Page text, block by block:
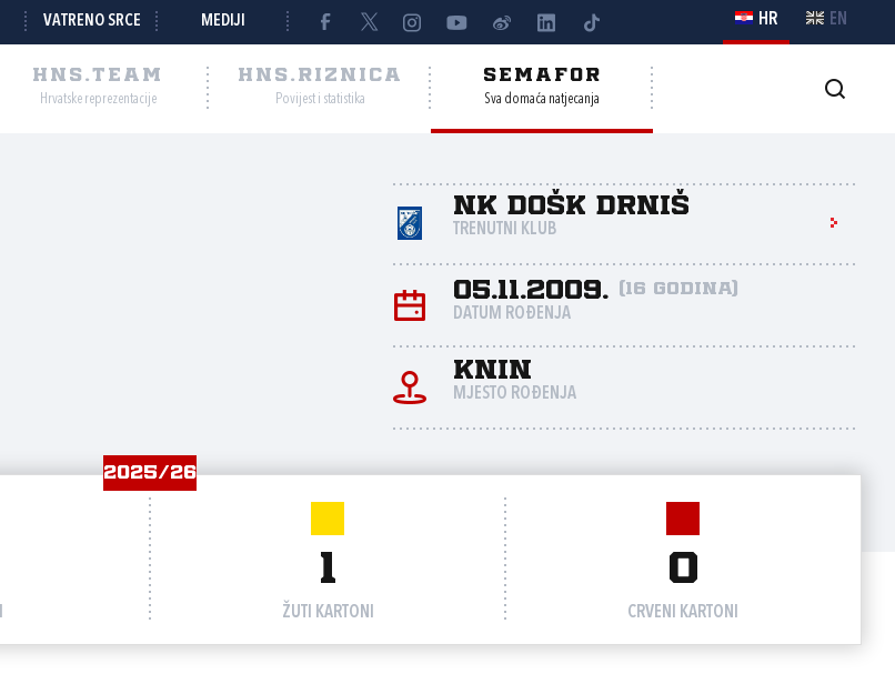
VATRENO SRCE MEDIJI HR EN
HNS.TEAM
Hrvatske reprezentacije
HNS.RIZNICA
Povijest i statistika
SEMAFOR
Sva domaća natjecanja
NK DOŠK Drniš
TRENUTNI KLUB
05.11.2009. (16 godina)
DATUM ROĐENJA
Knin
MJESTO ROĐENJA
2025/26
1
ŽUTI KARTONI
0
CRVENI KARTONI